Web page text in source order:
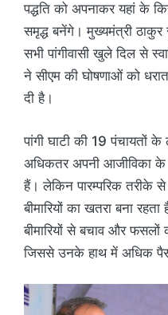
पद्धति को अपनाकर यहां के
समृद्ध बनेंगे। मुख्यमंत्री
सभी पांगीवासी खुले दिल से
ने सीएम की घोषणाओं को
दी है।
पांगी घाटी की 19 पंचायतों
अधिकतर अपनी आजीविका के
हैं। लेकिन पारम्परिक
बीमारियों का खतरा बना
बीमारियों से बचाव और फसलों
जिससे उनके हाथ में अधिक